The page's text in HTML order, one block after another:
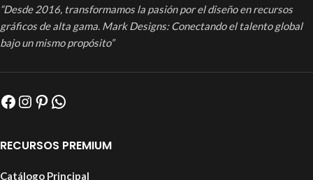
“Desde 2016, transformamos la pasión por el diseño en recursos
gráficos de alta gama. Mark Designs: Conectando el talento global
bajo un mismo propósito”
RECURSOS PREMIUM
Catálogo Principal